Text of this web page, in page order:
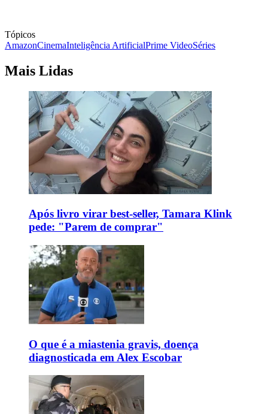
Tópicos
AmazonCinemaInteligência ArtificialPrime VideoSéries
Mais Lidas
Após livro virar best-seller, Tamara Klink
pede: "Parem de comprar"
O que é a miastenia gravis, doença
diagnosticada em Alex Escobar